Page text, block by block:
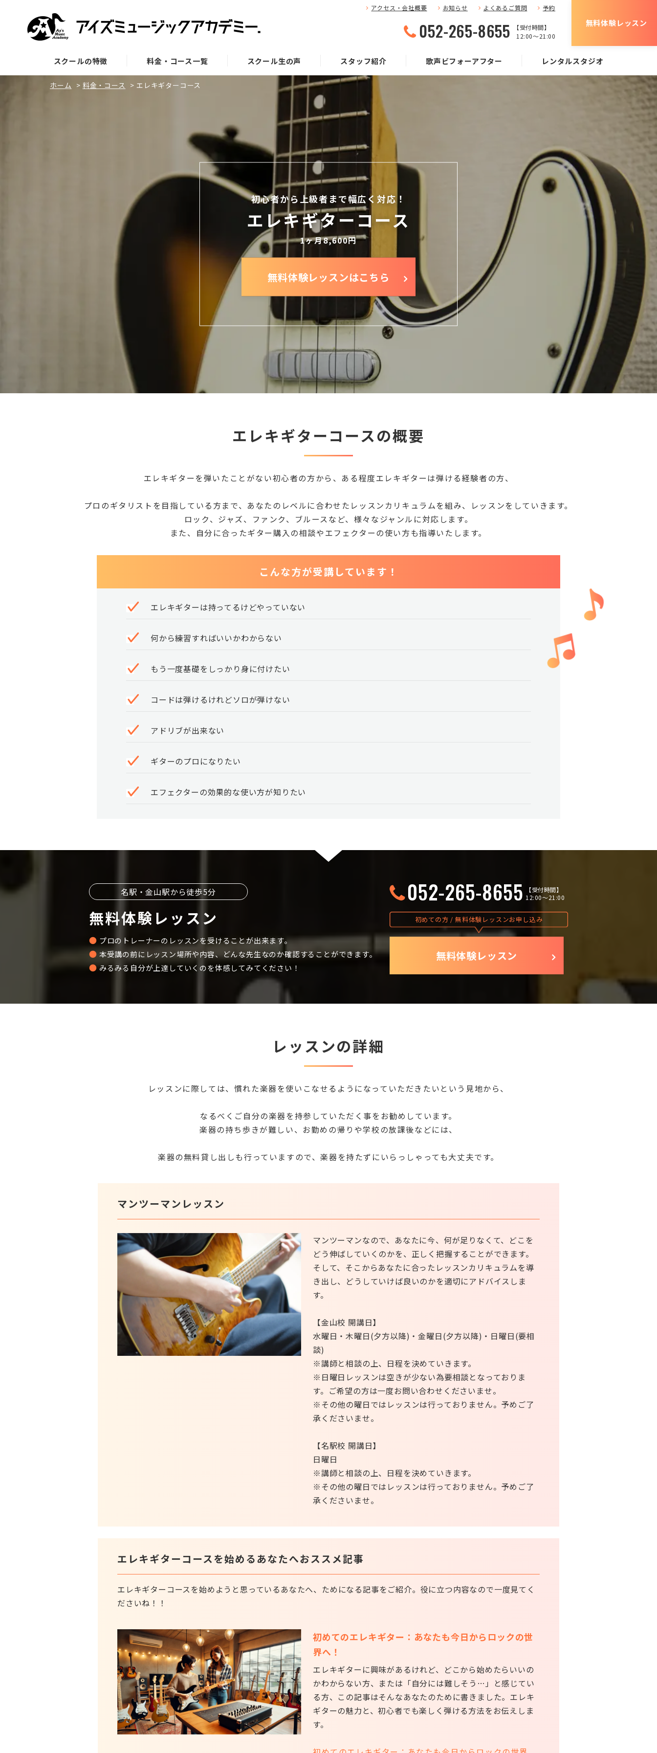
アクセス・会社概要 お知らせ よくあるご質問 予約
052-265-8655
【受付時間】
12:00〜21:00
無料体験レッスン
スクールの特徴 料金・コース一覧 スクール生の声 スタッフ紹介 歌声ビフォーアフター レンタルスタジオ
初心者から上級者まで幅広く対応！
エレキギターコース
1ヶ月8,600円
無料体験レッスンはこちら
ホーム > 料金・コース > エレキギターコース
エレキギターコースの概要
エレキギターを弾いたことがない初心者の方から、ある程度エレキギターは弾ける経験者の方、
プロのギタリストを目指している方まで、あなたのレベルに合わせたレッスンカリキュラムを組み、レッスンをしていきます。
ロック、ジャズ、ファンク、ブルースなど、様々なジャンルに対応します。
また、自分に合ったギター購入の相談やエフェクターの使い方も指導いたします。
こんな方が受講しています！
エレキギターは持ってるけどやっていない
何から練習すればいいかわからない
もう一度基礎をしっかり身に付けたい
コードは弾けるけれどソロが弾けない
アドリブが出来ない
ギターのプロになりたい
エフェクターの効果的な使い方が知りたい
名駅・金山駅から徒歩5分
無料体験レッスン
プロのトレーナーのレッスンを受けることが出来ます。
本受講の前にレッスン場所や内容、どんな先生なのか確認することができます。
みるみる自分が上達していくのを体感してみてください！
052-265-8655
【受付時間】
12:00〜21:00
初めての方 / 無料体験レッスンお申し込み
無料体験レッスン
レッスンの詳細
レッスンに際しては、慣れた楽器を使いこなせるようになっていただきたいという見地から、
なるべくご自分の楽器を持参していただく事をお勧めしています。
楽器の持ち歩きが難しい、お勤めの帰りや学校の放課後などには、
楽器の無料貸し出しも行っていますので、楽器を持たずにいらっしゃっても大丈夫です。
マンツーマンレッスン
マンツーマンなので、あなたに今、何が足りなくて、どこを
どう伸ばしていくのかを、正しく把握することができます。
そして、そこからあなたに合ったレッスンカリキュラムを導
き出し、どうしていけば良いのかを適切にアドバイスしま
す。
【金山校 開講日】
水曜日・木曜日(夕方以降)・金曜日(夕方以降)・日曜日(要相
談)
※講師と相談の上、日程を決めていきます。
※日曜日レッスンは空きが少ない為要相談となっておりま
す。ご希望の方は一度お問い合わせくださいませ。
※その他の曜日ではレッスンは行っておりません。予めご了
承くださいませ。
【名駅校 開講日】
日曜日
※講師と相談の上、日程を決めていきます。
※その他の曜日ではレッスンは行っておりません。予めご了
承くださいませ。
エレキギターコースを始めるあなたへおススメ記事
エレキギターコースを始めようと思っているあなたへ、ためになる記事をご紹介。役に立つ内容なので一度見てく
ださいね！！
初めてのエレキギター：あなたも今日からロックの世
界へ！
エレキギターに興味があるけれど、どこから始めたらいいの
かわからない方、または「自分には難しそう…」と感じてい
る方、この記事はそんなあなたのために書きました。エレキ
ギターの魅力と、初心者でも楽しく弾ける方法をお伝えしま
す。